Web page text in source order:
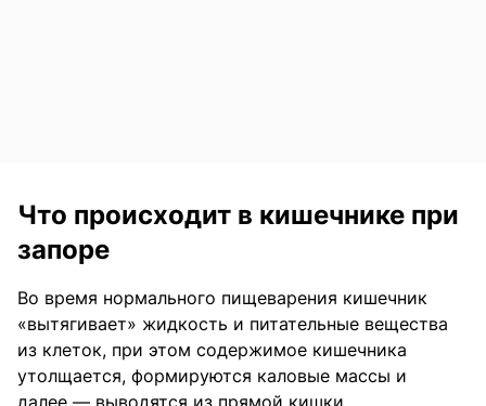
Что происходит в кишечнике при
запоре
Во время нормального пищеварения кишечник
«вытягивает» жидкость и питательные вещества
из клеток, при этом содержимое кишечника
утолщается, формируются каловые массы и
далее — выводятся из прямой кишки.